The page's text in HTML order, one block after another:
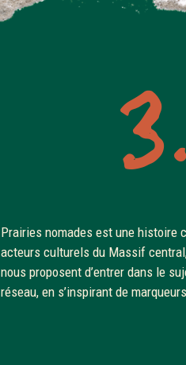
3.
Prairies nomades est une histoire
acteurs culturels du Massif
nous proposent d’entrer dans le
réseau, en s’inspirant de
les pratiques pastorales, Prairies
partir à la rencontre du
d’expériences, pour tantôt «